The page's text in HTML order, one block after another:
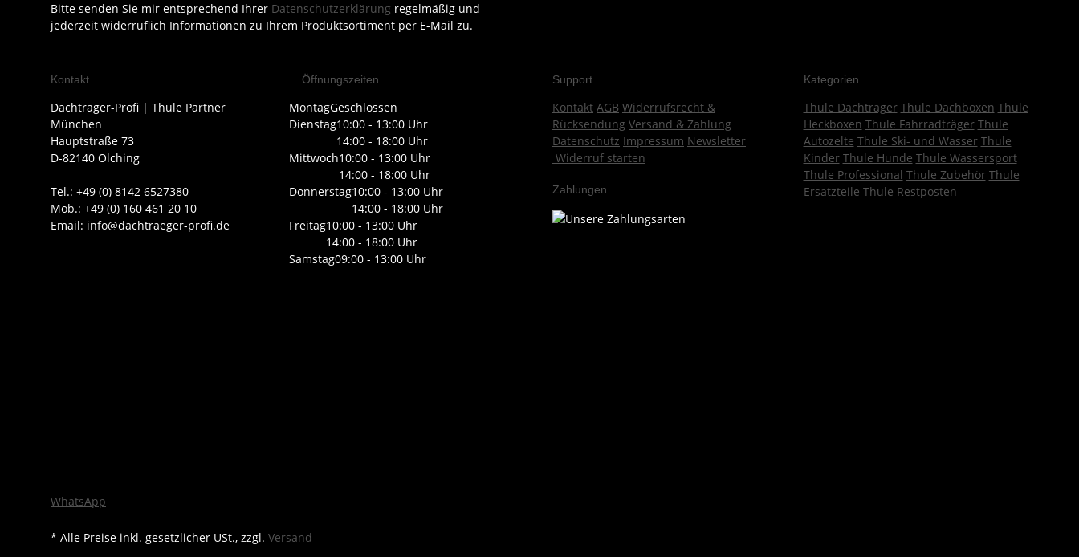
Bitte senden Sie mir entsprechend Ihrer Datenschutzerklärung regelmäßig und
jederzeit widerruflich Informationen zu Ihrem Produktsortiment per E-Mail zu.
Kontakt
Dachträger-Profi | Thule Partner
München
Hauptstraße 73
D-82140 Olching
Tel.: +49 (0) 8142 6527380
Mob.: +49 (0) 160 461 20 10
Email: info@dachtraeger-profi.de
WhatsApp
Öffnungszeiten
MontagGeschlossen
Dienstag10:00 - 13:00 Uhr
14:00 - 18:00 Uhr
Mittwoch10:00 - 13:00 Uhr
14:00 - 18:00 Uhr
Donnerstag10:00 - 13:00 Uhr
14:00 - 18:00 Uhr
Freitag10:00 - 13:00 Uhr
14:00 - 18:00 Uhr
Samstag09:00 - 13:00 Uhr
Support
Kontakt AGB Widerrufsrecht &
Rücksendung Versand & Zahlung
Datenschutz Impressum Newsletter
Widerruf starten
Zahlungen
Kategorien
Thule Dachträger Thule Dachboxen Thule
Heckboxen Thule Fahrradträger Thule
Autozelte Thule Ski- und Wasser Thule
Kinder Thule Hunde Thule Wassersport
Thule Professional Thule Zubehör Thule
Ersatzteile Thule Restposten
* Alle Preise inkl. gesetzlicher USt., zzgl. Versand